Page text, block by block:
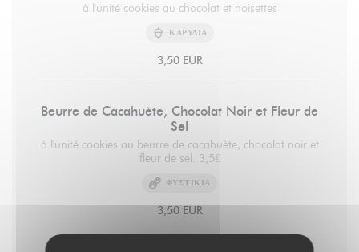
à l'unité cookies au chocolat et noisettes
ΚΑΡΎΔΙΑ
3,50 EUR
Beurre de Cacahuète, Chocolat Noir et Fleur de
Sel
à l'unité cookies au beurre de cacahuète, chocolat noir et
fleur de sel. 3,5€
ΦΥΣΤΊΚΙΑ
3,50 EUR